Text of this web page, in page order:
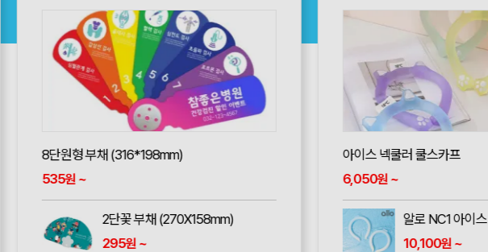
8단원형 부채 (316*198mm)
535원~
2단꽃 부채 (270X158mm)
295원~
아이스 넥쿨러 쿨스카프
6,050원~
10,100원~